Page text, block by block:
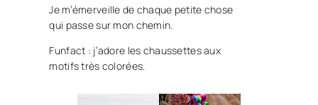
Je m’émerveille de chaque petite chose
qui passe sur mon chemin.
Funfact : j’adore les chaussettes aux
motifs très colorées.